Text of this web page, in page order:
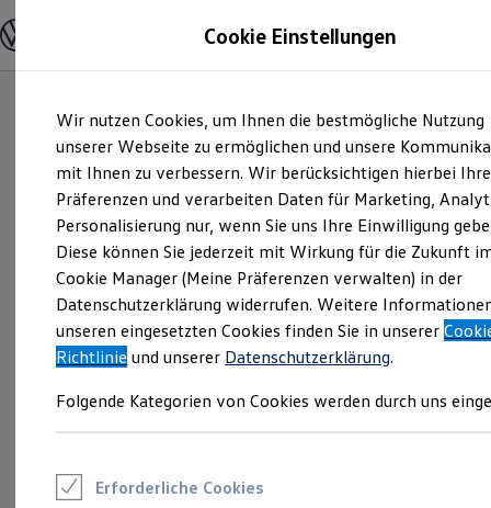
Hauptinhalt
springen
Footer
springen
Modelle und Konfigurator
Modelle vergleichen
Elektroautos
ENERGY Sondermodelle
Nutzfahrzeuge
SUV und CUV
Familienautos
Kombis
Kompaktwagen
Sportwagen
Schnell verfügbare Fahrzeuge
Angebote und Produkte
Aktuelle Angebote
E-Auto-Förderung
Volkswagen Marktplatz
Junge Gebrauchtwagen und Gebrauchtwagen
Saisonangebote
Cookie Einstellungen
Wir nutzen Cookies, um Ihnen die bestmögliche Nutzung
unserer Webseite zu ermöglichen und unsere
mit Ihnen zu verbessern. Wir berücksichtigen hierbei Ihre
Präferenzen und verarbeiten Daten für Marketing,
Personalisierung nur, wenn Sie uns Ihre Einwilligung
Diese können Sie jederzeit mit Wirkung für die Zukunft
Cookie Manager (Meine Präferenzen verwalten) in der
Datenschutzerklärung widerrufen. Weitere
unseren eingesetzten Cookies finden Sie in unserer
Richtlinie und unserer Datenschutzerklärung.
Folgende Kategorien von Cookies werden durch uns
Erforderliche Cookies